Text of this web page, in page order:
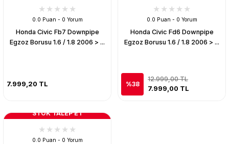
0.0 Puan - 0 Yorum
Honda Civic Fb7 Downpipe
Egzoz Borusu 1.6 / 1.8 2006 > ...
7.999,20 TL
0.0 Puan - 0 Yorum
Honda Civic Fd6 Downpipe
Egzoz Borusu 1.6 / 1.8 2006 > ...
%38
12.999,00 TL
7.999,00 TL
STOK TALEP ET
0.0 Puan - 0 Yorum